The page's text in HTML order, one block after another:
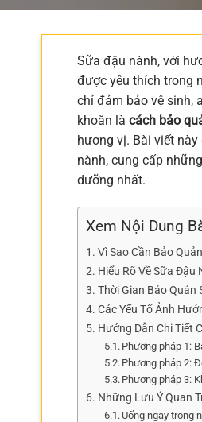
Sữa đậu nành, với
được yêu thích trong
chỉ đảm bảo vệ sinh,
khoăn là cách bảo
hương vị. Bài viết
nành, cung cấp
dưỡng nhất.
Xem Nội Dung
Vì Sao Cần Bảo
Hiểu Rõ Về Sữa Đậu
Thời Gian Bảo Quản
Các Yếu Tố Ảnh
Hướng Dẫn Chi Tiết
Phương pháp 1:
Phương pháp 2:
Phương pháp 3:
Những Lưu Ý Quan
Uống ngay trong